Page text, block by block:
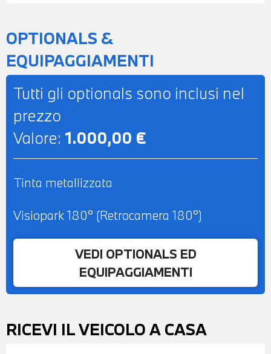
OPTIONALS &
EQUIPAGGIAMENTI
Tutti gli optionals sono inclusi nel
prezzo
Valore: 1.000,00 €
Tinta metallizzata
Visiopark 180° (Retrocamera 180°)
VEDI OPTIONALS ED
EQUIPAGGIAMENTI
RICEVI IL VEICOLO A CASA